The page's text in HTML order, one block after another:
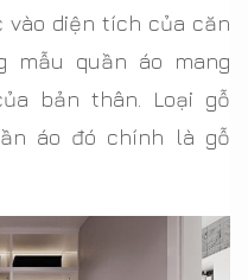
vào diện tích của căn
mẫu quần áo mang
bản thân. Loại gỗ
áo đó chính là gỗ